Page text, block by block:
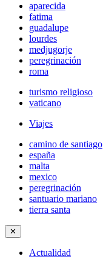
aparecida
fatima
guadalupe
lourdes
medjugorje
peregrinación
roma
turismo religioso
vaticano
Viajes
camino de santiago
españa
malta
mexico
peregrinación
santuario mariano
tierra santa
✕
Actualidad